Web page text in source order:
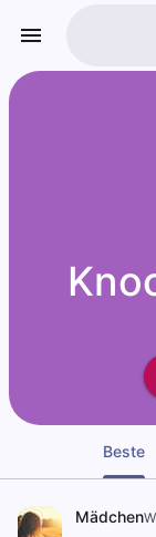
Beste
Mädchen